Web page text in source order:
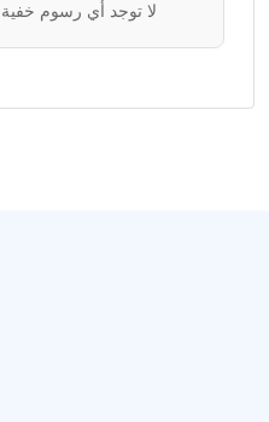
لا توجد أي رسوم